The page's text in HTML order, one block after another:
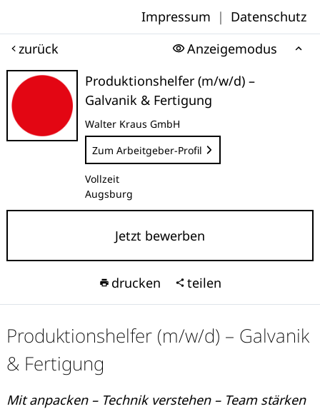
Impressum | Datenschutz
zurück
Anzeigemodus
Produktionshelfer (m/w/d) –
Galvanik & Fertigung
Walter Kraus GmbH
Zum Arbeitgeber-Profil
Vollzeit
Augsburg
Jetzt bewerben
drucken teilen
Produktionshelfer (m/w/d) – Galvanik
& Fertigung
Mit anpacken – Technik verstehen – Team stärken